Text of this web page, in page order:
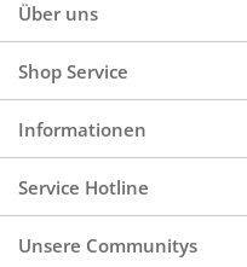
Über uns
Shop Service
Informationen
Service Hotline
Unsere Communitys